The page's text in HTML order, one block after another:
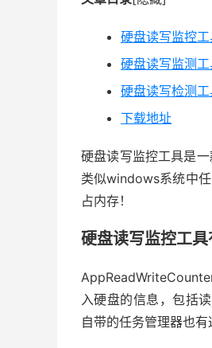
硬盘读写监控工
硬盘读写监测工
硬盘读写检测工
下载地址
硬盘读写监控工具是
类似windows系统中
占内存！
硬盘读写监控工具
入硬盘的信息，包括
自带的任务管理器也